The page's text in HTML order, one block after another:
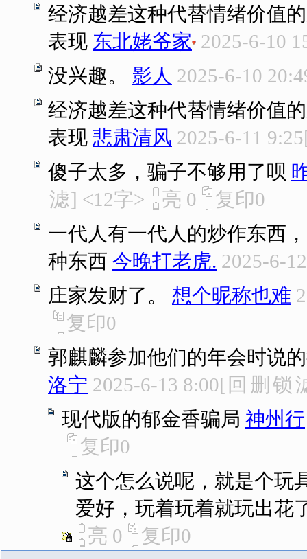
经济越差这种代替情绪价值
表现 东北姥爷家 2025-6-10
没兴趣。
影人 2025-6-10
经济越差这种代替情绪价值
表现 悲肃清风 2025-6-11 9:25
傻子太多，骗子不够用了呗
滤] <12字> 亮 0 复印0
一代人有一代人的炒作东西
种东西 今晚打老虎. 2025-6-
庄家发财了。
想个昵称也难
复印0
郭麒麟参加他们的年会时说
洛宁 2025-6-13 8:00[ 回 删 锁
现代版的郁金香骗局 神州行
复印0
这个怎么说呢，就是个玩
爱好，玩着玩着就玩出花
亮 0 复印0